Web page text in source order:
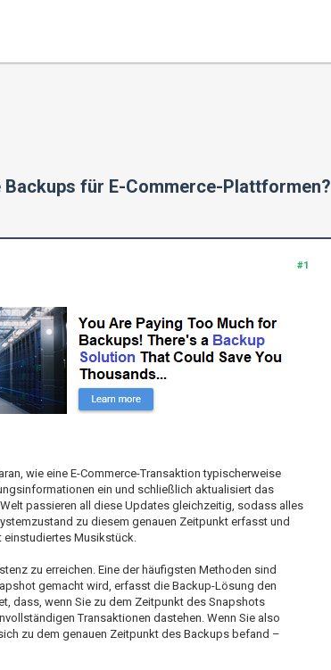
für E-Commerce-Plattformen?
#1
wie eine E-Commerce-Transaktion typischerweise
ein und schließlich aktualisiert das
passieren all diese Updates gleichzeitig, sodass alles
zu diesem genauen Zeitpunkt erfasst und
Musikstück.
zu erreichen. Eine der häufigsten Methoden sind
gemacht wird, erfasst die Backup-Lösung den
dass, wenn Sie zu dem Zeitpunkt des Snapshots
Transaktionen dastehen. Wenn Sie also
zu dem genauen Zeitpunkt des Backups befand –